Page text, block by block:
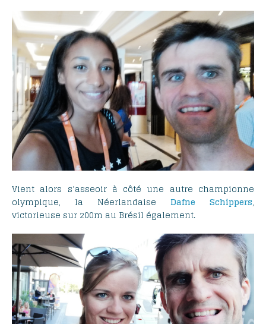
Vient alors s’asseoir à côté une autre championne
olympique, la Néerlandaise Dafne Schippers,
victorieuse sur 200m au Brésil également.